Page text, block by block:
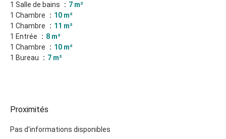
1 Salle de bains
7 m²
1 Chambre
10 m²
1 Chambre
11 m²
1 Entrée
8 m²
1 Chambre
10 m²
1 Bureau
7 m²
Proximités
Pas d'informations disponibles